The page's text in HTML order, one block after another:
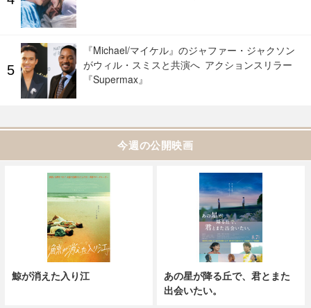
『Michael/マイケル』のジャファー・ジャクソン
がウィル・スミスと共演へ アクションスリラー
『Supermax』
今週の公開映画
鯨が消えた入り江
あの星が降る丘で、君とまた
出会いたい。